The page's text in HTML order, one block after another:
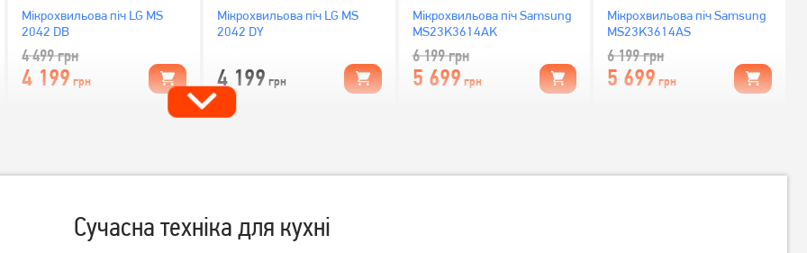
Мікрохвильова піч LG MS
2042 DB
4 499грн
4 199 грн
Мікрохвильова піч LG MS
2042 DY
4 199 грн
Мікрохвильова піч Samsung
MS23K3614AK
6 199грн
5 699 грн
Мікрохвильова піч Samsung
MS23K3614AS
6 199грн
5 699 грн
Сучасна техніка для кухні